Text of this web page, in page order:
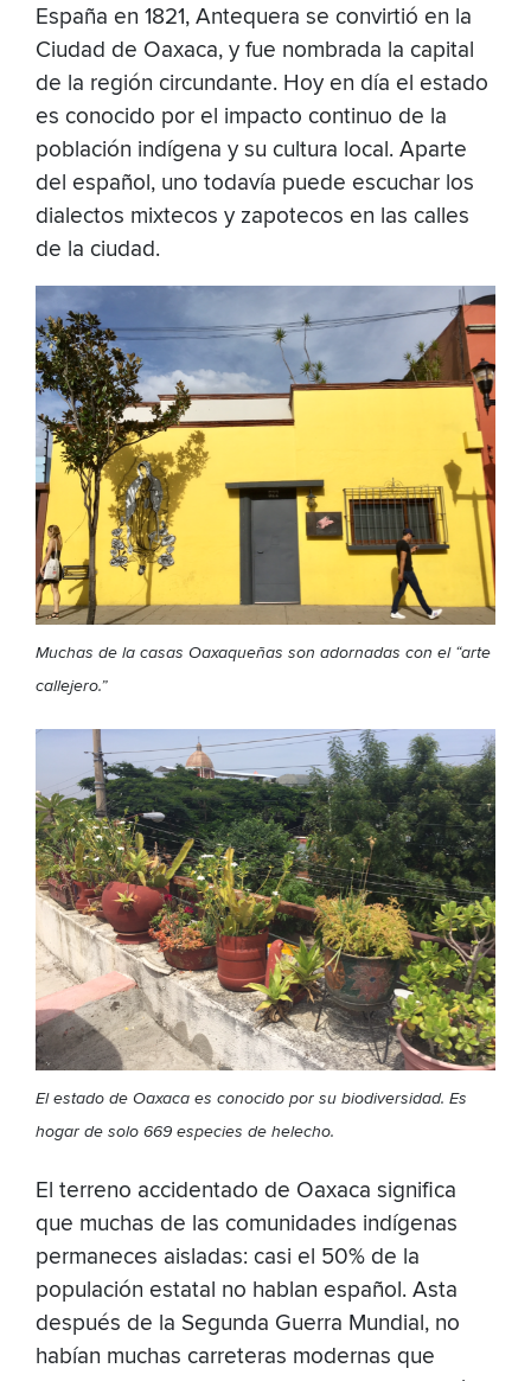
España en 1821, Antequera se convirtió en la
Ciudad de Oaxaca, y fue nombrada la capital
de la región circundante. Hoy en día el estado
es conocido por el impacto continuo de la
población indígena y su cultura local. Aparte
del español, uno todavía puede escuchar los
dialectos mixtecos y zapotecos en las calles
de la ciudad.
Muchas de la casas Oaxaqueñas son adornadas con el “arte
callejero.”
El estado de Oaxaca es conocido por su biodiversidad. Es
hogar de solo 669 especies de helecho.
El terreno accidentado de Oaxaca significa
que muchas de las comunidades indígenas
permaneces aisladas: casi el 50% de la
populación estatal no hablan español. Asta
después de la Segunda Guerra Mundial, no
habían muchas carreteras modernas que